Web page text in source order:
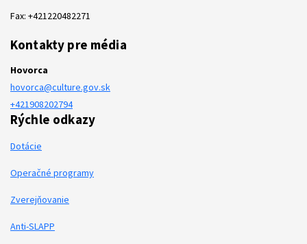
Fax: +421220482271
Kontakty pre média
Hovorca
hovorca@culture.gov.sk
+421908202794
Rýchle odkazy
Dotácie
Operačné programy
Zverejňovanie
Anti-SLAPP